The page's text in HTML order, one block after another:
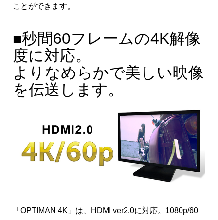
ことができます。
■秒間60フレームの4K解像
度に対応。
よりなめらかで美しい映像
を伝送します。
「OPTIMAN 4K」は、HDMI ver2.0に対応。1080p/60